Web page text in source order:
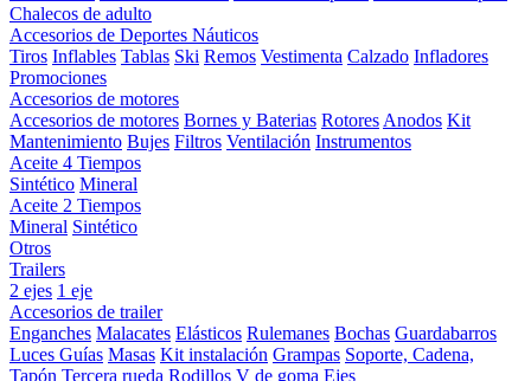
Chalecos de adulto
Accesorios de Deportes Náuticos
Tiros Inflables Tablas Ski Remos Vestimenta Calzado Infladores
Promociones
Accesorios de motores
Accesorios de motores Bornes y Baterias Rotores Anodos Kit
Mantenimiento Bujes Filtros Ventilación Instrumentos
Aceite 4 Tiempos
Sintético Mineral
Aceite 2 Tiempos
Mineral Sintético
Otros
Trailers
2 ejes 1 eje
Accesorios de trailer
Enganches Malacates Elásticos Rulemanes Bochas Guardabarros
Luces Guías Masas Kit instalación Grampas Soporte, Cadena,
Tapón Tercera rueda Rodillos V de goma Ejes